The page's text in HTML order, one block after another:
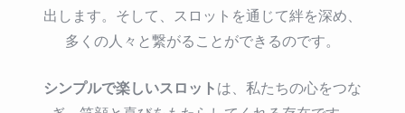
出します。そして、スロットを通じて絆を深め、
多くの人々と繋がることができるのです。
シンプルで楽しいスロットは、私たちの心をつな